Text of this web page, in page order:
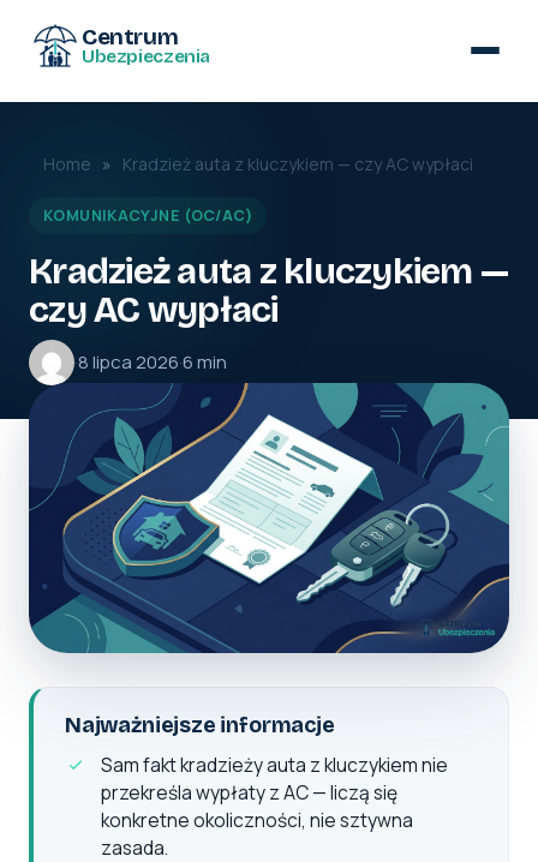
Centrum
Ubezpieczenia
Home » Kradzież auta z kluczykiem — czy AC wypłaci
KOMUNIKACYJNE (OC/AC)
Kradzież auta z kluczykiem —
czy AC wypłaci
·8 lipca 2026·6 min
Najważniejsze informacje
Sam fakt kradzieży auta z kluczykiem nie
przekreśla wypłaty z AC — liczą się
konkretne okoliczności, nie sztywna
zasada.